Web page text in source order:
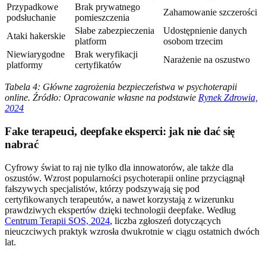
Przypadkowe
podsłuchanie
Brak prywatnego
pomieszczenia
Zahamowanie szczerości
Ataki hakerskie
Słabe zabezpieczenia
platform
Udostępnienie danych
osobom trzecim
Niewiarygodne
platformy
Brak weryfikacji
certyfikatów
Narażenie na oszustwo
Tabela 4: Główne zagrożenia bezpieczeństwa w psychoterapii
online. Źródło: Opracowanie własne na podstawie Rynek Zdrowia,
2024
Fake terapeuci, deepfake eksperci: jak nie dać się
nabrać
Cyfrowy świat to raj nie tylko dla innowatorów, ale także dla
oszustów. Wzrost popularności psychoterapii online przyciągnął
fałszywych specjalistów, którzy podszywają się pod
certyfikowanych terapeutów, a nawet korzystają z wizerunku
prawdziwych ekspertów dzięki technologii deepfake. Według
Centrum Terapii SOS, 2024, liczba zgłoszeń dotyczących
nieuczciwych praktyk wzrosła dwukrotnie w ciągu ostatnich dwóch
lat.